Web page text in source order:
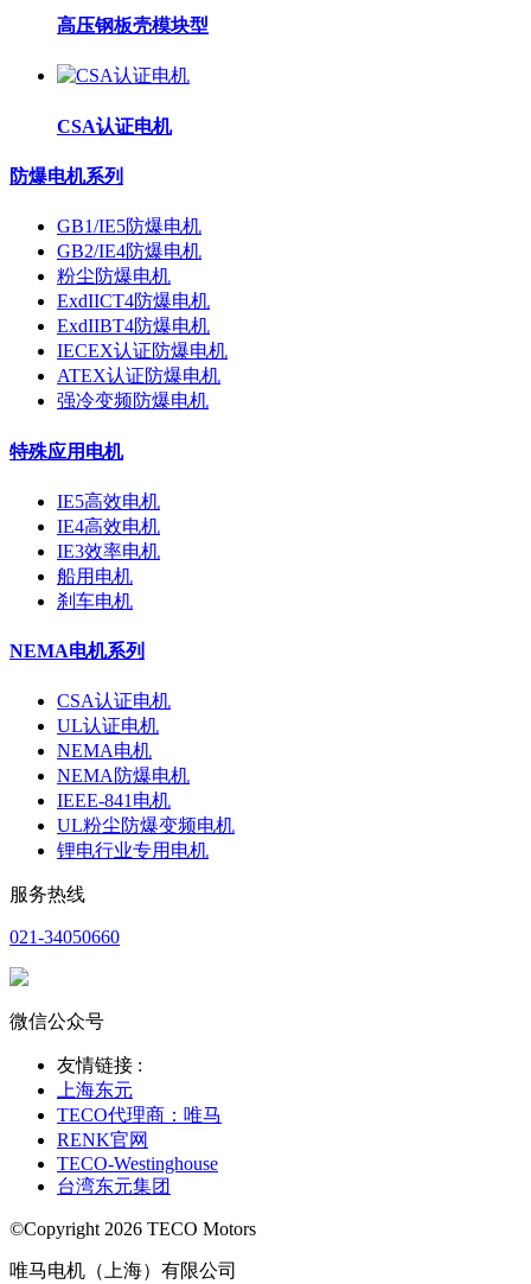
高压钢板壳模块型
CSA认证电机
防爆电机系列
GB1/IE5防爆电机
GB2/IE4防爆电机
粉尘防爆电机
ExdIICT4防爆电机
ExdIIBT4防爆电机
IECEX认证防爆电机
ATEX认证防爆电机
强冷变频防爆电机
特殊应用电机
IE5高效电机
IE4高效电机
IE3效率电机
船用电机
刹车电机
NEMA电机系列
CSA认证电机
UL认证电机
NEMA电机
NEMA防爆电机
IEEE-841电机
UL粉尘防爆变频电机
锂电行业专用电机
服务热线
021-34050660
微信公众号
友情链接 :
上海东元
TECO代理商：唯马
RENK官网
TECO-Westinghouse
台湾东元集团
©Copyright 2026 TECO Motors
唯马电机（上海）有限公司